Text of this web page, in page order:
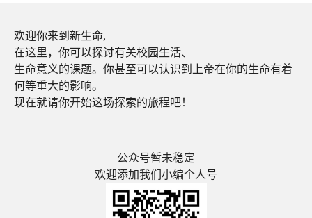
欢迎你来到新生命,
在这里，你可以探讨有关校园生活、
生命意义的课题。你甚至可以认识到上帝在你的生命有着
何等重大的影响。
现在就请你开始这场探索的旅程吧！
公众号暂未稳定
欢迎添加我们小编个人号